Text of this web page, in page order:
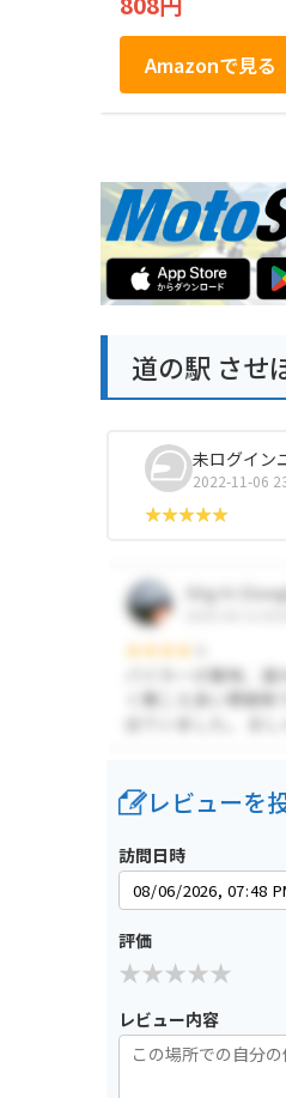
Amazonで見る
道の駅 させ
未ログイン
2022-11-06
レビューを
訪問日時
評価
レビュー内容